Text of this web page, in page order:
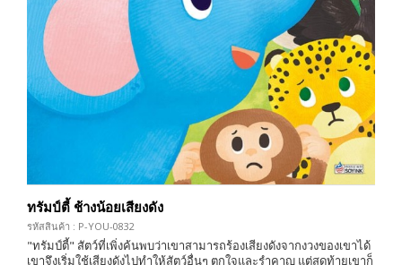
ทรัมป์ตี้ ช้างน้อยเสียงดัง
รหัสสินค้า : P-YOU-0832
"ทรัมป์ตี้" สัตว์ที่เพิ่งค้นพบว่าเขาสามารถร้องเสียงดังจากงวงของเขาได้
เขาจึงเริ่มใช้เสียงดังไปทำให้สัตว์อื่นๆ ตกใจและรำคาญ แต่สุดท้ายเขาก็